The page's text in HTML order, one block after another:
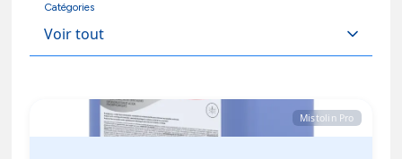
Catégories
Mistolin Pro